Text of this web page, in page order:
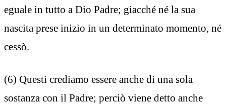
eguale in tutto a Dio Padre; giacché né la sua
nascita prese inizio in un determinato momento, né
cessò.
(6) Questi crediamo essere anche di una sola
sostanza con il Padre; perciò viene detto anche